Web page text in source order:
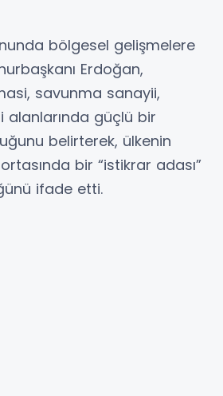
bölgesel gelişmelere
Erdoğan,
savunma sanayii,
alanlarında güçlü bir
belirterek, ülkenin
bir “istikrar adası”
ifade etti.